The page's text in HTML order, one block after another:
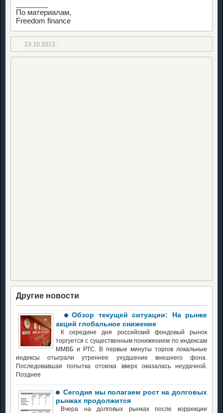
По материалам,
Freedom finance
23.10.2013
Другие новости
Обзор текущей ситуации: На рынке
акций глобальное снижение
К середине дня российский фондовый рынок
торгуется с существенным понижением по индексам
ММВБ и РТС. В первые минуты торгов локальные
индексы отыграли утреннее ухудшение внешнего фона.
Последовавшая попытка отскока вверх оказалась неудачной.
Позднее
Сегодня мы полагаем рост на долговых
рынках продолжится
Вчера на долговых рынках после коррекции